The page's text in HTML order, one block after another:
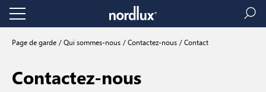
Page de garde Qui sommes-nous Contactez-nous Contact
Contactez-nous